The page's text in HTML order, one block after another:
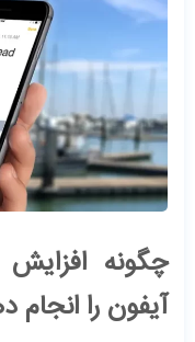
چگونه
آیفون‌ را انجام